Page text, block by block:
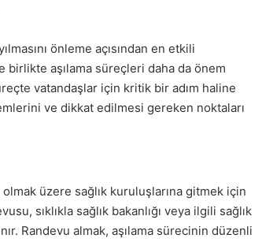
önleme açısından en etkili
aşılama süreçleri daha da önem
vatandaşlar için kritik bir adım haline
ve dikkat edilmesi gereken noktaları
üzere sağlık kuruluşlarına gitmek için
sıklıkla sağlık bakanlığı veya ilgili sağlık
Randevu almak, aşılama sürecinin düzenli